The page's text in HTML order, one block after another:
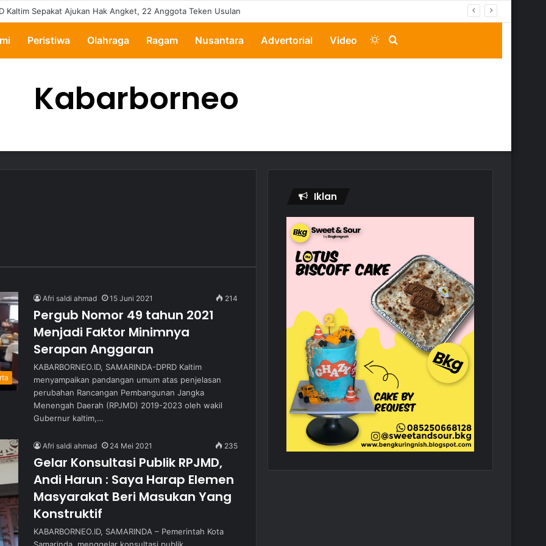
Pemkot Samarinda Dalami Data Kredit Macet Bankaltimtara
Peristiwa Olahraga Ragam Nusantara Advertorial Video Search
Switch
Kabarborneo
Afri saldi ahmad 15 Juni 2021 214
Pergub Nomor 49 tahun 2021
Menjadi Faktor Minimnya
Serapan Anggaran
KABARBORNEO.ID, SAMARINDA-DPRD Kaltim
menyampaikan pandangan umum atas penjelasan
perubahan Rancangan Pembangunan Jangka
Menengah Daerah (RPJMD) 2019-2023 oleh wakil
Gubernur kaltim,…
Afri saldi ahmad 24 Mei 2021 235
Gelar Konsultasi Publik RPJMD,
Andi Harun : Saya Harap Elemen
Masyarakat Beri Masukan Yang
Konstruktif
KABARBORNEO.ID, SAMARINDA – Pemerintah Kota
Iklan